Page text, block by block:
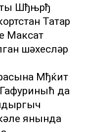
Шђњрђ
Татар
Максат
шәхесләр
Мђќит
да
янында